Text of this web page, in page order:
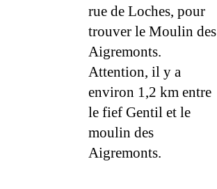
rue de Loches, pour
trouver le Moulin des
Aigremonts.
Attention, il y a
environ 1,2 km entre
le fief Gentil et le
moulin des
Aigremonts.